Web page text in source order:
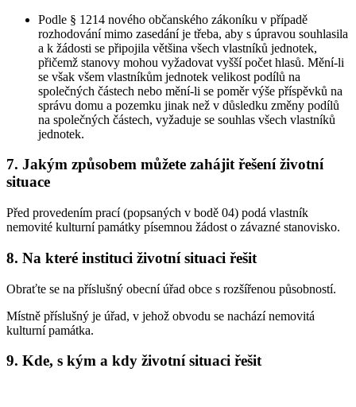
Podle § 1214 nového občanského zákoníku v případě
rozhodování mimo zasedání je třeba, aby s úpravou souhlasila
a k žádosti se připojila většina všech vlastníků jednotek,
přičemž stanovy mohou vyžadovat vyšší počet hlasů. Mění-li
se však všem vlastníkům jednotek velikost podílů na
společných částech nebo mění-li se poměr výše příspěvků na
správu domu a pozemku jinak než v důsledku změny podílů
na společných částech, vyžaduje se souhlas všech vlastníků
jednotek.
7. Jakým způsobem můžete zahájit řešení životní
situace
Před provedením prací (popsaných v bodě 04) podá vlastník
nemovité kulturní památky písemnou žádost o závazné stanovisko.
8. Na které instituci životní situaci řešit
Obraťte se na příslušný obecní úřad obce s rozšířenou působností.
Místně příslušný je úřad, v jehož obvodu se nachází nemovitá
kulturní památka.
9. Kde, s kým a kdy životní situaci řešit